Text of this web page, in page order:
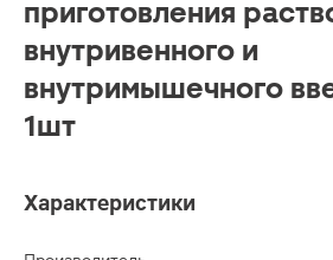
приготовления
внутривенного и
внутримышечного
1шт
Характеристики